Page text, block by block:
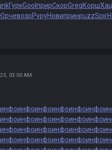
ГуркGool прирСкорGregКорш
ЮрчевозрРуруНовипринpuzzSpir
03:00 AM
инфоинфоинфоинфоинфоинфо
инфоинфоинфоинфоинфоинфо
инфоинфоинфоинфоинфоинфо
инфоинфоинфоинфоинфоинфо